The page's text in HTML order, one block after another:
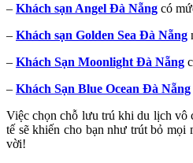
– Khách sạn Angel Đà Nẵng có
– Khách sạn Golden Sea Đà Nẵng
– Khách Sạn Moonlight Đà Nẵng
– Khách Sạn Blue Ocean Đà Nẵng
Việc chọn chỗ lưu trú khi du lịch vô
tế sẽ khiến cho bạn như trút bỏ
vời!